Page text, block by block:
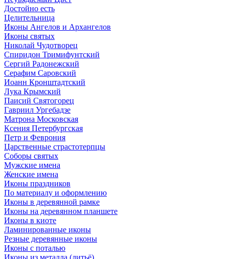
Достойно есть
Целительница
Иконы Ангелов и Архангелов
Иконы святых
Николай Чудотворец
Спиридон Тримифунтский
Сергий Радонежский
Серафим Саровский
Иоанн Кронштадтский
Лука Крымский
Паисий Святогорец
Гавриил Ургебадзе
Матрона Московская
Ксения Петербургская
Петр и Феврония
Царственные страстотерпцы
Соборы святых
Мужские имена
Женские имена
Иконы праздников
По материалу и оформлению
Иконы в деревянной рамке
Иконы на деревянном планшете
Иконы в киоте
Ламинированные иконы
Резные деревянные иконы
Иконы с поталью
Иконы из металла (литьё)